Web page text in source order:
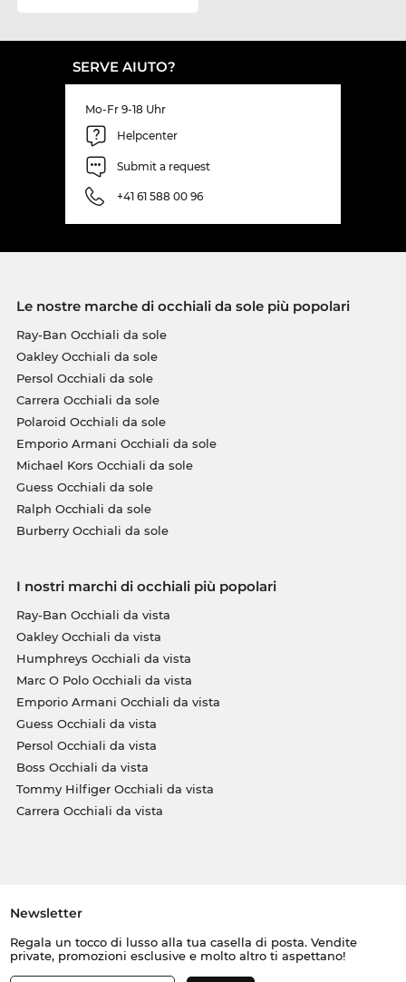
SERVE AIUTO?
Mo-Fr 9-18 Uhr
Helpcenter
Submit a request
+41 61 588 00 96
Le nostre marche di occhiali da sole più popolari
Ray-Ban Occhiali da sole
Oakley Occhiali da sole
Persol Occhiali da sole
Carrera Occhiali da sole
Polaroid Occhiali da sole
Emporio Armani Occhiali da sole
Michael Kors Occhiali da sole
Guess Occhiali da sole
Ralph Occhiali da sole
Burberry Occhiali da sole
I nostri marchi di occhiali più popolari
Ray-Ban Occhiali da vista
Oakley Occhiali da vista
Humphreys Occhiali da vista
Marc O Polo Occhiali da vista
Emporio Armani Occhiali da vista
Guess Occhiali da vista
Persol Occhiali da vista
Boss Occhiali da vista
Tommy Hilfiger Occhiali da vista
Carrera Occhiali da vista
Newsletter
Regala un tocco di lusso alla tua casella di posta. Vendite
private, promozioni esclusive e molto altro ti aspettano!